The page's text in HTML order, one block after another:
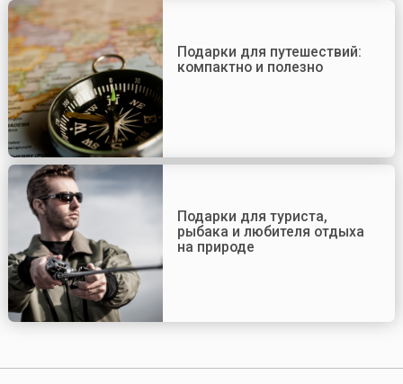
Подарки для путешествий:
компактно и полезно
Подарки для туриста,
рыбака и любителя отдыха
на природе